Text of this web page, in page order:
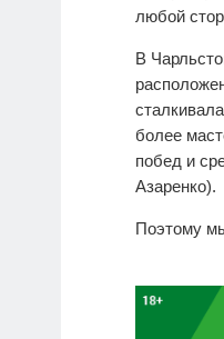
любой
В
более
побед и
Азаренко).
Поэтому